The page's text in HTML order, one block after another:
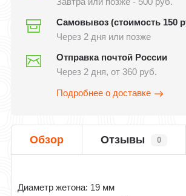
Самовывоз (стоимость 150
Через 2 дня или позже
Отправка почтой России
Через 2 дня, от 360 руб.
Подробнее о доставке
Обзор Отзывы 0
Диаметр жетона: 19 мм